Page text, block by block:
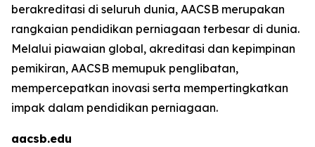
berakreditasi di seluruh dunia, AACSB merupakan
rangkaian pendidikan perniagaan terbesar di dunia.
Melalui piawaian global, akreditasi dan kepimpinan
pemikiran, AACSB memupuk penglibatan,
mempercepatkan inovasi serta mempertingkatkan
impak dalam pendidikan perniagaan.
aacsb.edu